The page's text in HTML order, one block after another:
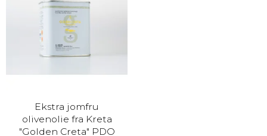
Ekstra jomfru
olivenolie fra Kreta
"Golden Creta" PDO